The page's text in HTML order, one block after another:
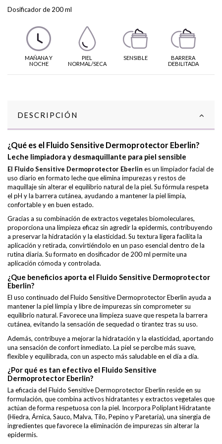
Dosificador de 200 ml
MAÑANA Y
NOCHE
PIEL
NORMAL/SECA
SENSIBLE
BARRERA
DEBILITADA
DESCRIPCIÓN
¿Qué es el Fluido Sensitive Dermoprotector Eberlin?
Leche limpiadora y desmaquillante para piel sensible
El Fluido Sensitive Dermoprotector Eberlin es un limpiador facial de
uso diario en formato leche que elimina impurezas y restos de
maquillaje sin alterar el equilibrio natural de la piel. Su fórmula respeta
el pH y la barrera cutánea, ayudando a mantener la piel limpia,
confortable y en buen estado.
Gracias a su combinación de extractos vegetales biomoleculares,
proporciona una limpieza eficaz sin agredir la epidermis, contribuyendo
a preservar la hidratación y la elasticidad. Su textura ligera facilita la
aplicación y retirada, convirtiéndolo en un paso esencial dentro de la
rutina diaria. Su formato en dosificador de 200 ml permite una
aplicación cómoda y controlada.
¿Que beneficios aporta el Fluido Sensitive Dermoprotector
Eberlin?
El uso continuado del Fluido Sensitive Dermoprotector Eberlin ayuda a
mantener la piel limpia y libre de impurezas sin comprometer su
equilibrio natural. Favorece una limpieza suave que respeta la barrera
cutánea, evitando la sensación de sequedad o tirantez tras su uso.
Además, contribuye a mejorar la hidratación y la elasticidad, aportando
una sensación de confort inmediato. La piel se percibe más suave,
flexible y equilibrada, con un aspecto más saludable en el día a día.
¿Por qué es tan efectivo el Fluido Sensitive
Dermoprotector Eberlin?
La eficacia del Fluido Sensitive Dermoprotector Eberlin reside en su
formulación, que combina activos hidratantes y extractos vegetales que
actúan de forma respetuosa con la piel. Incorpora Poliplant Hidratante
(Hiedra, Árnica, Sauco, Malva, Tilo, Pepino y Paretaria), una sinergia de
ingredientes que favorece la eliminación de impurezas sin alterar la
epidermis.